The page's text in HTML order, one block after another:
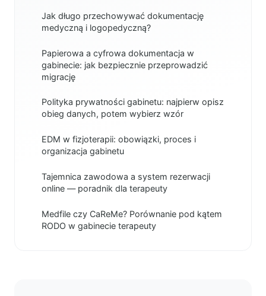
Jak długo przechowywać dokumentację
medyczną i logopedyczną?
Papierowa a cyfrowa dokumentacja w
gabinecie: jak bezpiecznie przeprowadzić
migrację
Polityka prywatności gabinetu: najpierw opisz
obieg danych, potem wybierz wzór
EDM w fizjoterapii: obowiązki, proces i
organizacja gabinetu
Tajemnica zawodowa a system rezerwacji
online — poradnik dla terapeuty
Medfile czy CaReMe? Porównanie pod kątem
RODO w gabinecie terapeuty